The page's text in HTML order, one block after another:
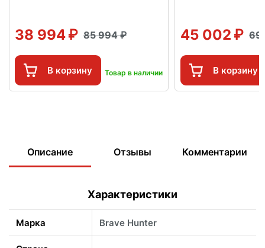
38 994 85 994
В корзину Товар в наличии
45 002 69
В корзину
Описание Отзывы Комментарии
Характеристики
Марка Brave Hunter